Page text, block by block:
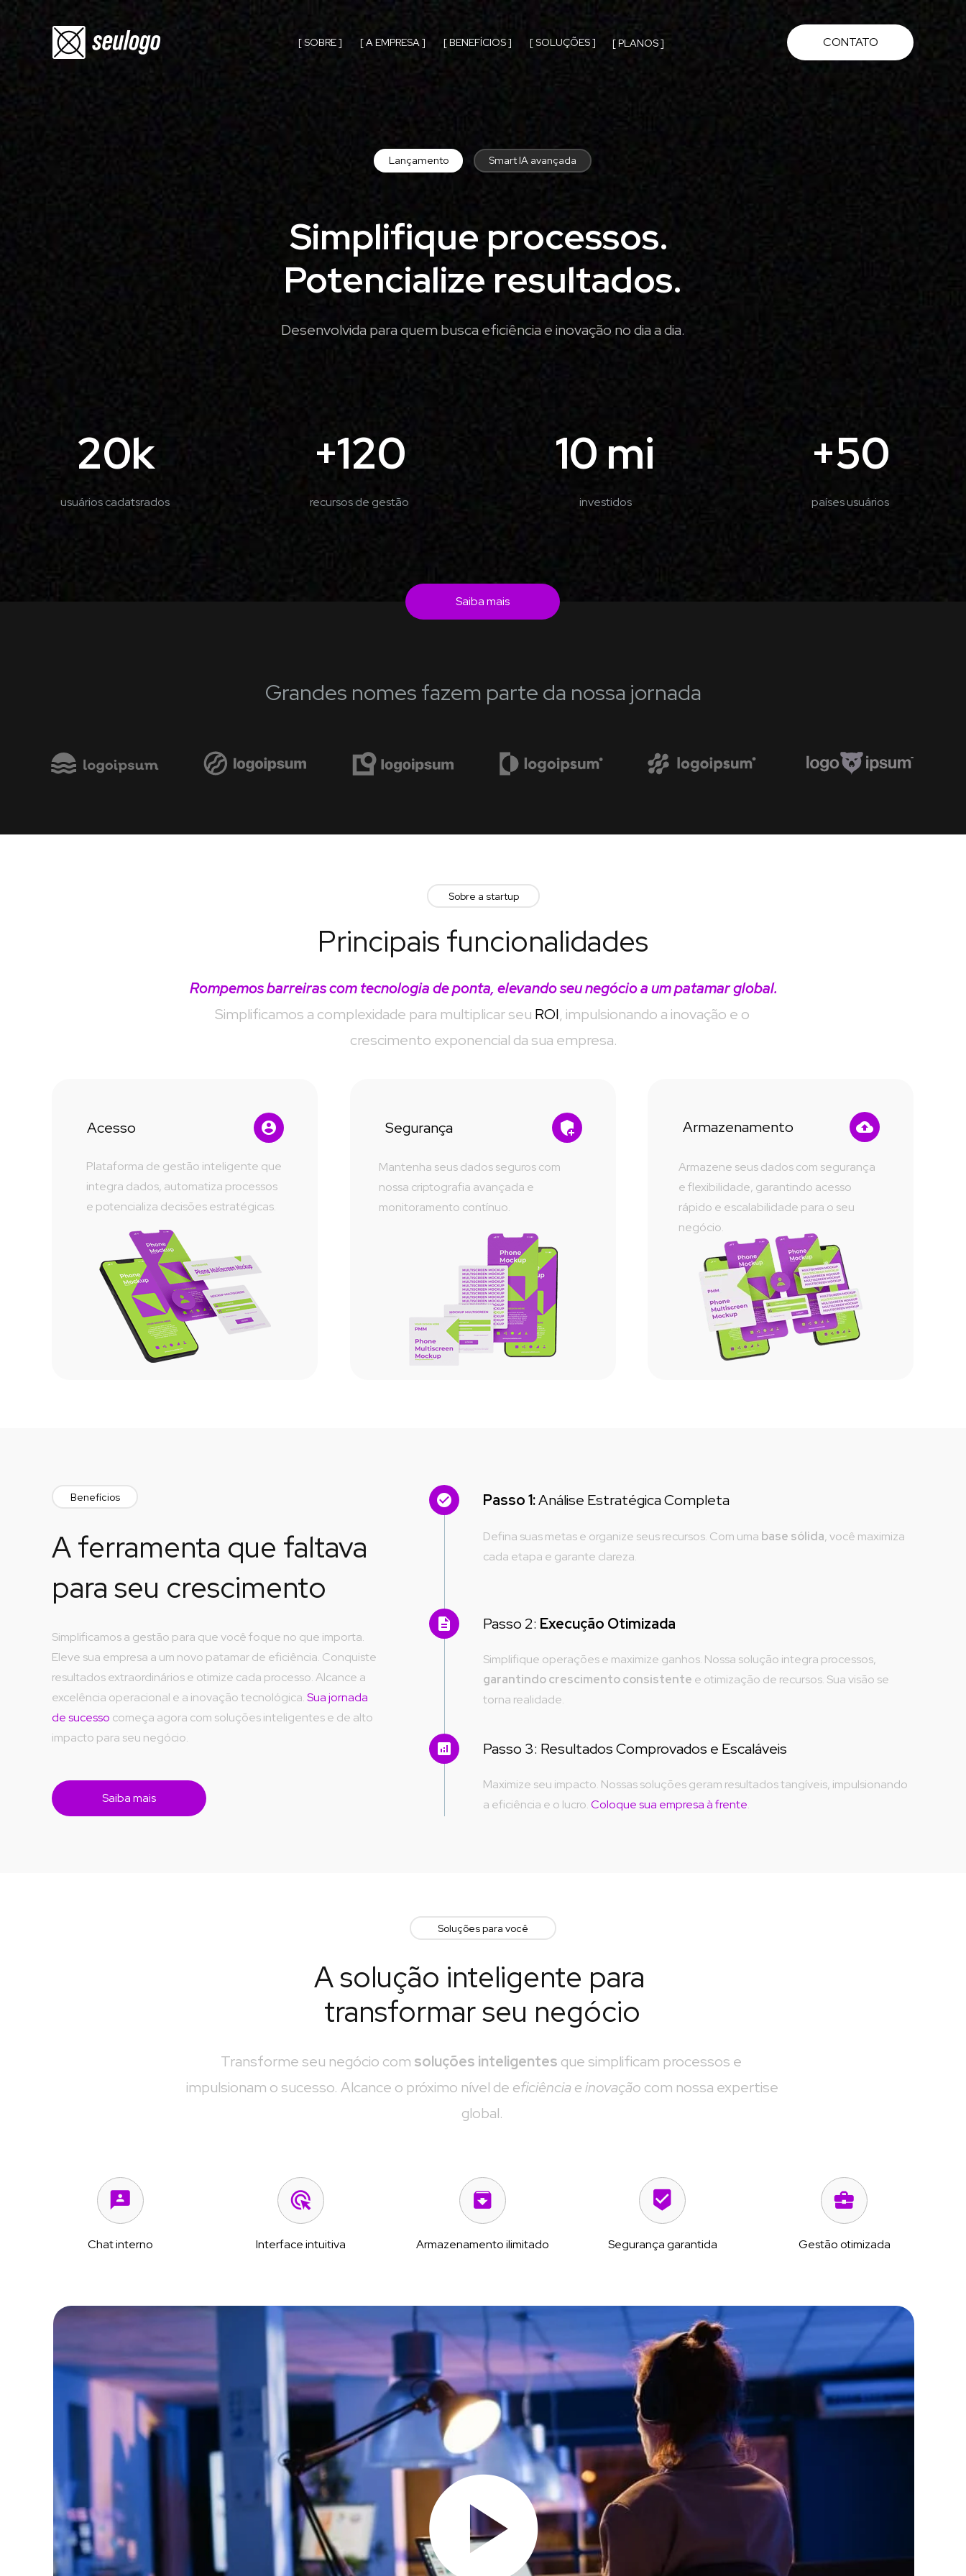
CONTATO
[ SOBRE ] [ A EMPRESA ] [ BENEFÍCIOS ] [ SOLUÇÕES ] [ PLANOS ]
Lançamento Smart IA avançada
Simplifique processos.
Potencialize resultados.
Desenvolvida para quem busca eficiência e inovação no dia a dia.
+50
20k +120 10 mi
usuários cadatsrados recursos de gestão países usuários
investidos
Saiba mais
Grandes nomes fazem parte da nossa jornada
Sobre a startup
Principais funcionalidades
Rompemos barreiras com tecnologia de ponta, elevando seu negócio a um patamar global.
Simplificamos a complexidade para multiplicar seu ROI, impulsionando a inovação e o
crescimento exponencial da sua empresa.
Acesso Segurança Armazenamento
Plataforma de gestão inteligente que
integra dados, automatiza processos
e potencializa decisões estratégicas.
Mantenha seus dados seguros com
nossa criptografia avançada e
monitoramento contínuo.
Armazene seus dados com segurança
e flexibilidade, garantindo acesso
rápido e escalabilidade para o seu
negócio.
Benefícios Passo 1: Análise Estratégica Completa
Defina suas metas e organize seus recursos. Com uma base sólida, você maximiza
cada etapa e garante clareza.
A ferramenta que faltava
para seu crescimento
Passo 2: Execução Otimizada
Simplificamos a gestão para que você foque no que importa.
Eleve sua empresa a um novo patamar de eficiência. Conquiste
resultados extraordinários e otimize cada processo. Alcance a
excelência operacional e a inovação tecnológica. Sua jornada
de sucesso começa agora com soluções inteligentes e de alto
impacto para seu negócio.
garantindo crescimento consistente e otimização de recursos. Sua visão se
torna realidade.
Passo 3: Resultados Comprovados e Escaláveis
Maximize seu impacto. Nossas soluções geram resultados tangíveis, impulsionando
a eficiência e o lucro. Coloque sua empresa à frente.
Saiba mais
Soluções para você
A solução inteligente para
transformar seu negócio
Transforme seu negócio com soluções inteligentes que simplificam processos e
impulsionam o sucesso. Alcance o próximo nível de eficiência e inovação com nossa expertise
global.
Chat interno Interface intuitiva Armazenamento ilimitado Segurança garantida Gestão otimizada